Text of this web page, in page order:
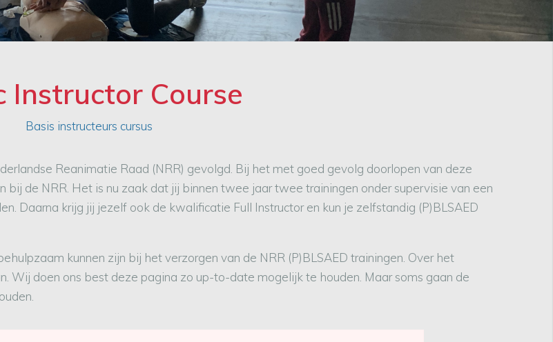
Instructor Course
Basis instructeurs cursus
Reanimatie Raad (NRR) gevolgd. Bij het met goed gevolg doorlopen van deze
de NRR. Het is nu zaak dat jij binnen twee jaar twee trainingen onder supervisie van een
Daarna krijg jij jezelf ook de kwalificatie Full Instructor en kun je zelfstandig (P)BLSAED
kunnen zijn bij het verzorgen van de NRR (P)BLSAED trainingen. Over het
Wij doen ons best deze pagina zo up-to-date mogelijk te houden. Maar soms gaan de